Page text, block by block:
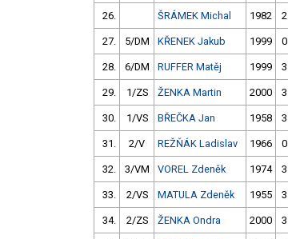
26. ŠRÁMEK Michal 1982 2
27. 5/DM KŘENEK Jakub 1999 0
28. 6/DM RUFFER Matěj 1999 3
29. 1/ZS ŽENKA Martin 2000 3
30. 1/VS BŘEČKA Jan 1958 3
31. 2/V REŽŇÁK Ladislav 1966 0
32. 3/VM VOREL Zdeněk 1974 3
33. 2/VS MATULA Zdeněk 1955 3
34. 2/ZS ŽENKA Ondra 2000 3